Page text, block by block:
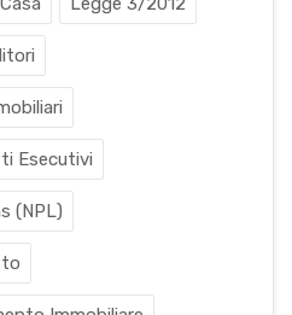
Esecutivi
(NPL)